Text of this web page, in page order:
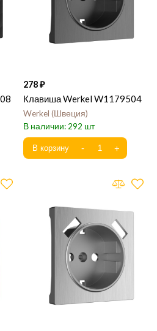
278
Клавиша Werkel W1179504
Werkel Швеция
292